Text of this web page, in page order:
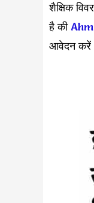
शैक्षिक
है की
आवेदन